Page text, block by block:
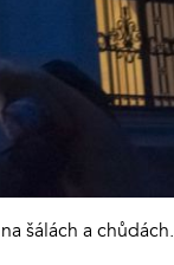
šálách a chůdách.